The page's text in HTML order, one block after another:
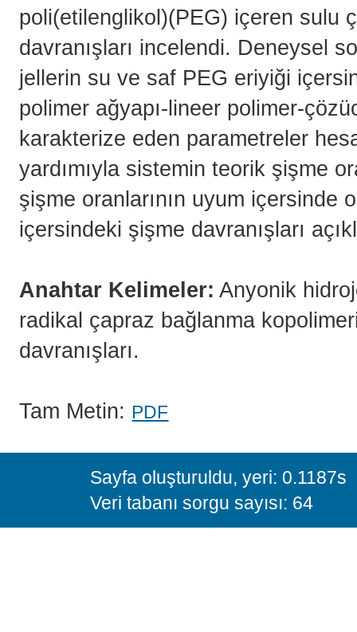
poli(etilenglikol)(PEG) içeren sulu
davranışları incelendi. Deneysel
jellerin su ve saf PEG eriyiği
polimer ağyapı-lineer polimer-
karakterize eden parametreler
yardımıyla sistemin teorik şişme
şişme oranlarının uyum
içersindeki şişme davranışları
Anahtar Kelimeler: Anyonik
radikal çapraz bağlanma
davranışları.
Tam Metin: PDF
Sayfa oluşturuldu, yeri: 0.1187s
Veri tabanı sorgu sayısı: 64